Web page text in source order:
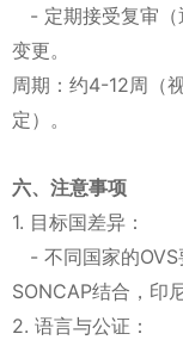
- 定期接受复审（
变更。
周期：约4-12周（
定）。
六、注意事项
1. 目标国差异：
- 不同国家的OVS
SONCAP结合，印
2. 语言与公证：